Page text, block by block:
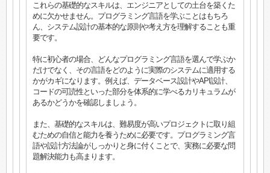
これらの基礎的なスキルは、エンジニアとしての土台を築くた
めに欠かせません。プログラミング言語を学ぶことはもちろ
ん、システム設計の基本的な原則や考え方を理解することも重
要です。
特に初心者の場合、どんなプログラミング言語を選んで学ぶか
だけでなく、その言語をどのように実際のシステムに適用する
かがカギになります。例えば、データベース設計やAPI設計、
コードの可読性といった部分を体系的に学べるカリキュラムが
あるかどうかを確認しましょう。
また、基礎的なスキルは、難易度が高いプロジェクトに取り組
むための自信と能力を養うために必要です。プログラミング言
語や設計方法論がしっかりと身に付くことで、実務に必要な問
題解決能力も高まります。